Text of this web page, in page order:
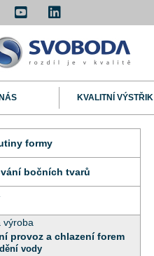
KVALITNÍ VÝSTŘIK
formy
bočních tvarů
výroba
provoz a chlazení forem
vody